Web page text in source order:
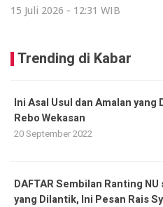
15 Juli 2026 - 12:31 WIB
Trending di Kabar
Ini Asal Usul dan Amalan yang
Rebo Wekasan
20 September 2022
DAFTAR Sembilan Ranting
yang Dilantik, Ini Pesan Rais